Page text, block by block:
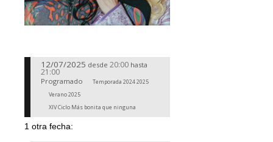
12/07/2025 desde 20:00 hasta
21:00
Programado
Temporada 2024 2025
Verano 2025
XIV Ciclo Más bonita que ninguna
1 otra fecha: